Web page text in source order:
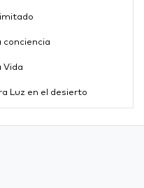
conciencia
Vida
Luz en el desierto